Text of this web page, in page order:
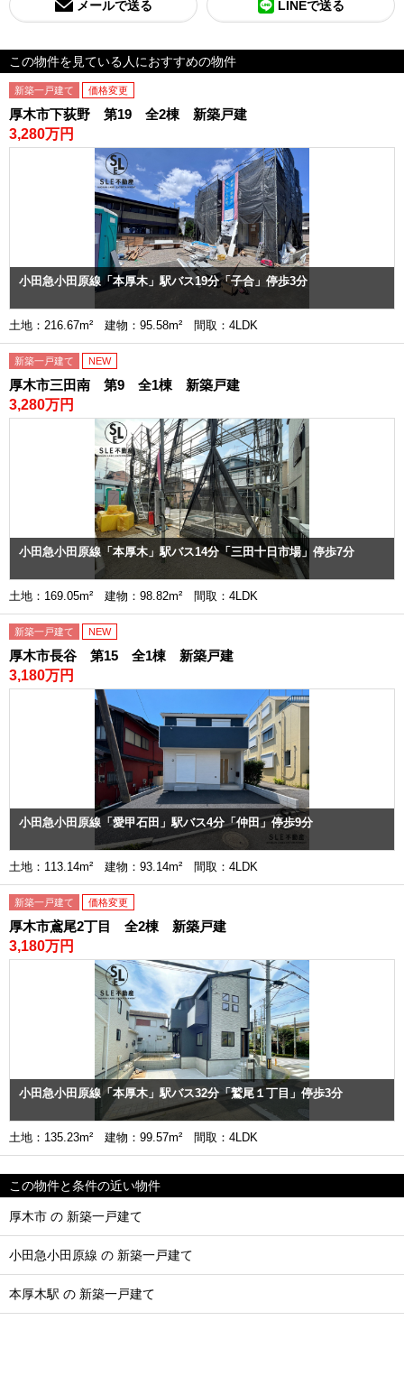
メールで送る LINEで送る
この物件を見ている人におすすめの物件
新築一戸建て 価格変更
厚木市下荻野 第19 全2棟 新築戸建
3,280万円
小田急小田原線「本厚木」駅バス19分「子合」停歩3分
土地：216.67m² 建物：95.58m² 間取：4LDK
新築一戸建て NEW
厚木市三田南 第9 全1棟 新築戸建
3,280万円
小田急小田原線「本厚木」駅バス14分「三田十日市場」停歩7分
土地：169.05m² 建物：98.82m² 間取：4LDK
新築一戸建て NEW
厚木市長谷 第15 全1棟 新築戸建
3,180万円
小田急小田原線「愛甲石田」駅バス4分「仲田」停歩9分
土地：113.14m² 建物：93.14m² 間取：4LDK
新築一戸建て 価格変更
厚木市鳶尾2丁目 全2棟 新築戸建
3,180万円
小田急小田原線「本厚木」駅バス32分「鷲尾１丁目」停歩3分
土地：135.23m² 建物：99.57m² 間取：4LDK
この物件と条件の近い物件
厚木市 の 新築一戸建て
小田急小田原線 の 新築一戸建て
本厚木駅 の 新築一戸建て